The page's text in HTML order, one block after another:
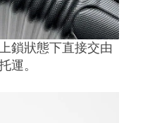
鎖狀態下直接交由
運。